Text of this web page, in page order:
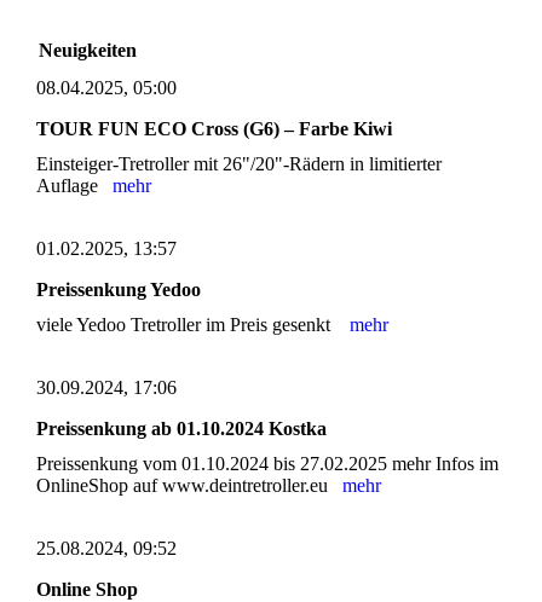
Neuigkeiten
08.04.2025, 05:00
TOUR FUN ECO Cross (G6) – Farbe Kiwi
Einsteiger-Tretroller mit 26"/20"-Rädern in limitierter
Auflage mehr
01.02.2025, 13:57
Preissenkung Yedoo
viele Yedoo Tretroller im Preis gesenkt mehr
30.09.2024, 17:06
Preissenkung ab 01.10.2024 Kostka
Preissenkung vom 01.10.2024 bis 27.02.2025 mehr Infos im
OnlineShop auf www.deintretroller.eu mehr
25.08.2024, 09:52
Online Shop